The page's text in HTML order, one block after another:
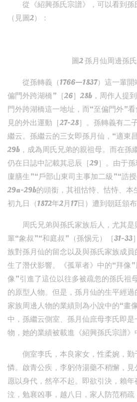
從《紹興孫氏宗譜》，可以看到
（見圖2）：
圖2 孫月仙周邊孫
從孫轉義（1766—1837）這一輩
偏門外跨湖橋”［26］28b，周作人提
門外跨湖橋這一地址，而“至偏門外”
見的外出運動［27-28］。孫轉義有二
繼云。孫繼云的三女即孫月仙，“適東
29b，成為周氏兄弟的親祖母。而在孫
仍在日誌中記載其忌辰［29］。由于
廩膳生”“戶部山東司主事加二級”“誥授
29a-29b的頭銜，其祖怙恃、怙恃、本
初九日（1872年2月17日）遭到朝廷頒
周氏兄弟與孫氏家族后人，尤其
輩“象叔”“和庭叔”（孫惕元）［31-33
族對孫月仙的留念以及與孫氏家族成
生了潛伏影響。《孤單者》中的“拜像
像”引進了這位以往多被疏忽的孫氏祖
的原型人物。但是，孫月仙的生平經
家族周邊人物的業績則為小說中的“畫
中，孫繼云側室、孫月仙庶母李氏即
物，她的業績被載進《紹興孫氏宗譜》
側室李氏，本良家女，性柔婉，
憐。啟青公疾，李躬侍湯藥不稍懈，見
愿以身代，然卒不起。即欲引決，賴
泣，勉襄凶事，越八日，家人防范稍